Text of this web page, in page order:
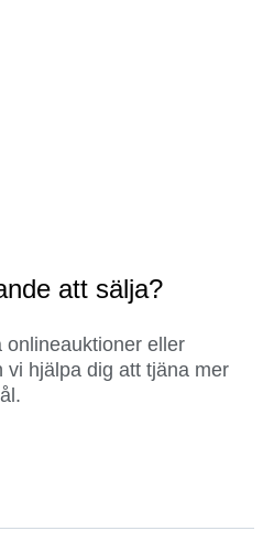
att sälja?
onlineauktioner eller
vi hjälpa dig att tjäna mer